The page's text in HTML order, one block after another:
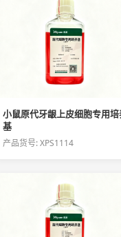
小鼠原代牙龈上皮细胞专用培
基
产品货号: XPS1114